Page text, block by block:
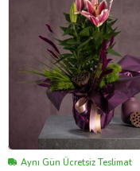
Aynı Gün Ücretsiz Teslimat